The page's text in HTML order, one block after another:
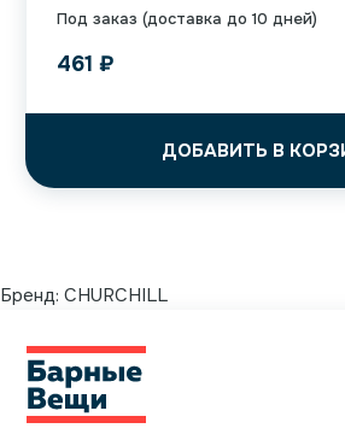
Под заказ (доставка до 10 дней)
461 ₽
ДОБАВИТЬ В
Бренд: CHURCHILL